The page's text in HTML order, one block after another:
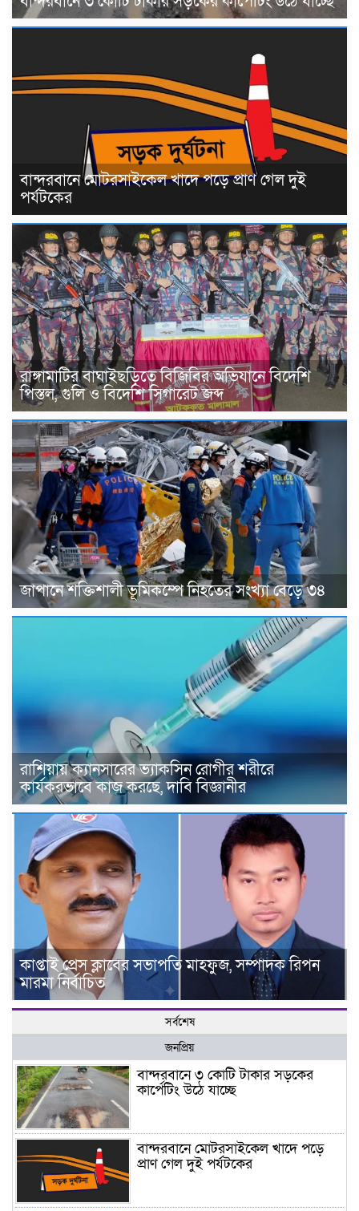
বান্দরবানে মোটরসাইকেল খাদে পড়ে প্রাণ গেল দুই
পর্যটকের
রাঙ্গামাটির বাঘাইছড়িতে বিজিবির অভিযানে বিদেশি
পিস্তল, গুলি ও বিদেশি সিগারেট জব্দ
জাপানে শক্তিশালী ভূমিকম্পে নিহতের সংখ্যা বেড়ে ৩৪
রাশিয়ায় ক্যানসারের ভ্যাকসিন রোগীর শরীরে
কার্যকরভাবে কাজ করছে, দাবি বিজ্ঞানীর
কাপ্তাই প্রেস ক্লাবের সভাপতি মাহফুজ, সম্পাদক রিপন
মারমা নির্বাচিত
সর্বশেষ
জনপ্রিয়
বান্দরবানে ৩ কোটি টাকার সড়কের
কার্পেটিং উঠে যাচ্ছে
বান্দরবানে মোটরসাইকেল খাদে পড়ে
প্রাণ গেল দুই পর্যটকের